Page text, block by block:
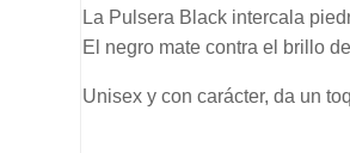
La Pulsera Black intercala
El negro mate contra el brillo
Unisex y con carácter, da un